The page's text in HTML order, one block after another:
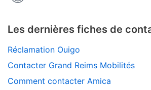
Les dernières fiches de
Réclamation Ouigo
Contacter Grand Reims Mobilités
Comment contacter Amica